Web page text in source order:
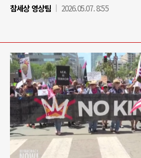
참세상 영상팀
2026.05.07. 8:55